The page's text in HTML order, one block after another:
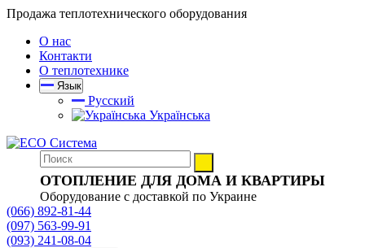
Продажа теплотехнического оборудования
О нас
Контакти
О теплотехнике
Язык
Русский
Українська
ОТОПЛЕНИЕ ДЛЯ ДОМА И КВАРТИРЫ
Оборудование с доставкой по Украине
(066) 892-81-44
(097) 563-99-91
(093) 241-08-04